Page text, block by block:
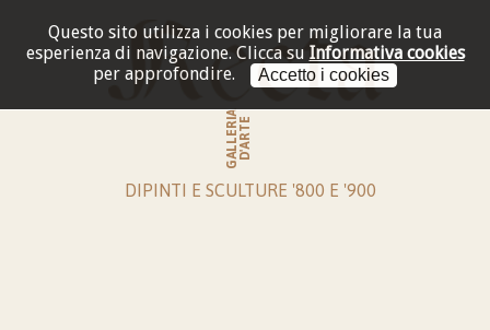
Questo sito utilizza i cookies per migliorare la tua
esperienza di navigazione. Clicca su Informativa cookies
per approfondire.
Accetto i cookies
GALLERIAD'ARTE
DIPINTI E SCULTURE '800 E '900